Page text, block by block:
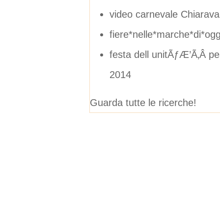
video carnevale
festa dell unitÃƒÆ’Ã‚Â
2014
Guarda tutte le ricerche!